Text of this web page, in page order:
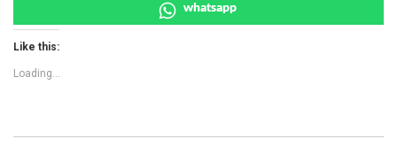
whatsapp
Like this:
Loading...